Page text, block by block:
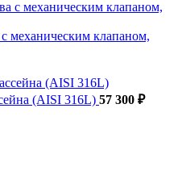
механическим клапаном,
(AISI 316L) 57 300 ₽